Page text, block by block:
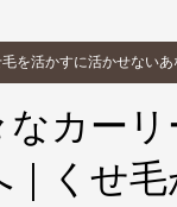
を活かすに活かせないあ
なカー
｜くせ